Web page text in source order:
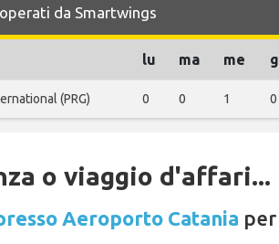
da Smartwings
lu ma me
(PRG) 0 0 1 0
o viaggio d'affari...
Aeroporto Catania